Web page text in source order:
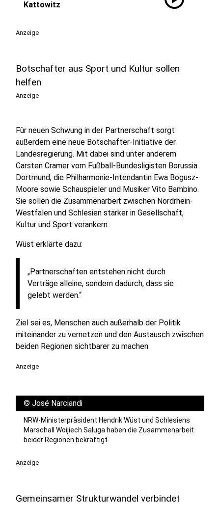
Kattowitz
Anzeige
Botschafter aus Sport und Kultur sollen
helfen
Anzeige
Für neuen Schwung in der Partnerschaft sorgt
außerdem eine neue Botschafter-Initiative der
Landesregierung. Mit dabei sind unter anderem
Carsten Cramer vom Fußball-Bundesligisten Borussia
Dortmund, die Philharmonie-Intendantin Ewa Bogusz-
Moore sowie Schauspieler und Musiker Vito Bambino.
Sie sollen die Zusammenarbeit zwischen Nordrhein-
Westfalen und Schlesien stärker in Gesellschaft,
Kultur und Sport verankern.
Wüst erklärte dazu:
„Partnerschaften entstehen nicht durch
Verträge alleine, sondern dadurch, dass sie
gelebt werden.“
Ziel sei es, Menschen auch außerhalb der Politik
miteinander zu vernetzen und den Austausch zwischen
beiden Regionen sichtbarer zu machen.
Anzeige
© José Narciandi
NRW-Ministerpräsident Hendrik Wüst und Schlesiens
Marschall Woijiech Saluga haben die Zusammenarbeit
beider Regionen bekräftigt
Anzeige
Gemeinsamer Strukturwandel verbindet